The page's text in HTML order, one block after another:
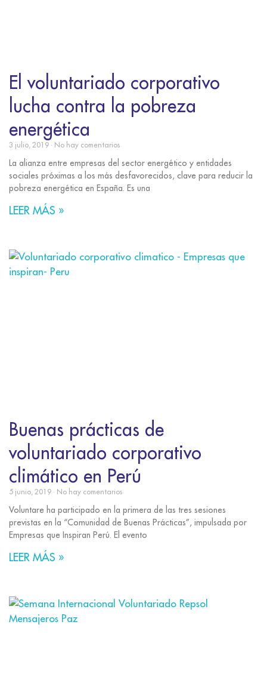
El voluntariado corporativo
lucha contra la pobreza
energética
3 julio, 2019 No hay comentarios
La alianza entre empresas del sector energético y entidades
sociales próximas a los más desfavorecidos, clave para reducir la
pobreza energética en España. Es una
LEER MÁS »
Buenas prácticas de
voluntariado corporativo
climático en Perú
5 junio, 2019 No hay comentarios
Voluntare ha participado en la primera de las tres sesiones
previstas en la “Comunidad de Buenas Prácticas”, impulsada por
Empresas que Inspiran Perú. El evento
LEER MÁS »